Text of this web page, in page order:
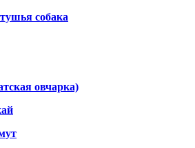
собака
овчарка)